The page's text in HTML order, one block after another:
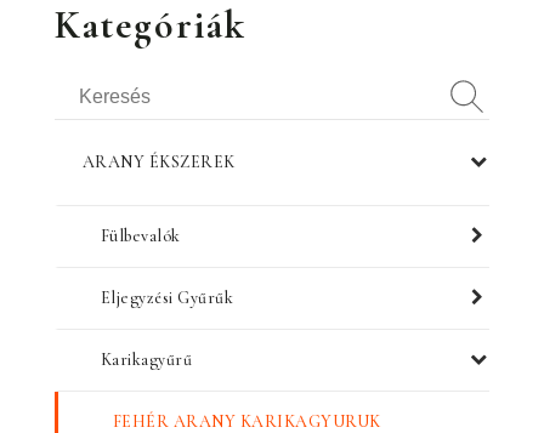
Kategóriák
ARANY ÉKSZEREK
Fülbevalók
Eljegyzési Gyűrűk
Karikagyűrű
FEHÉR ARANY KARIKAGYURUK